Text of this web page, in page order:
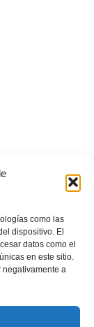
como las
dispositivo. El
datos como el
en este sitio.
negativamente a